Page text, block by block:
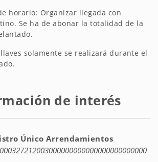
horario: Organizar llegada con
Se ha de abonar la totalidad de la
solamente se realizará durante el
de interés
Único Arrendamientos